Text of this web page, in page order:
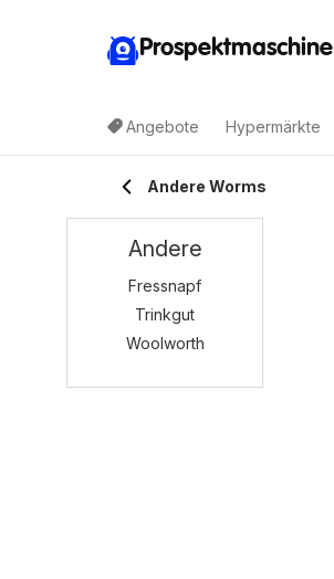
Prospektmaschine
Angebote Hypermärkte
Andere Worms
Andere
Fressnapf
Trinkgut
Woolworth